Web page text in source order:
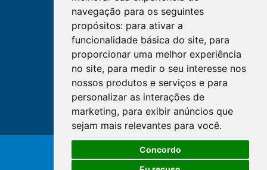
navegação para os seguintes
propósitos: para ativar a
funcionalidade básica do site, para
proporcionar uma melhor experiência
no site, para medir o seu interesse nos
nossos produtos e serviços e para
personalizar as interações de
marketing, para exibir anúncios que
sejam mais relevantes para você.
Concordo
© Copyright 2026 - Cofen/CORENs